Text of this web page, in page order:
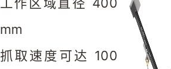
mm
抓取速度可达 100